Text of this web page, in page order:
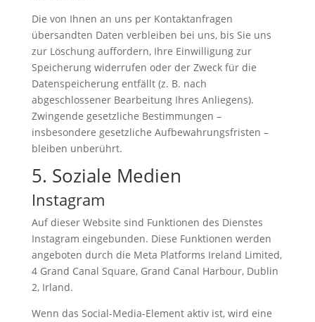
Die von Ihnen an uns per Kontaktanfragen
übersandten Daten verbleiben bei uns, bis Sie uns
zur Löschung auffordern, Ihre Einwilligung zur
Speicherung widerrufen oder der Zweck für die
Datenspeicherung entfällt (z. B. nach
abgeschlossener Bearbeitung Ihres Anliegens).
Zwingende gesetzliche Bestimmungen –
insbesondere gesetzliche Aufbewahrungsfristen –
bleiben unberührt.
5. Soziale Medien
Instagram
Auf dieser Website sind Funktionen des Dienstes
Instagram eingebunden. Diese Funktionen werden
angeboten durch die Meta Platforms Ireland Limited,
4 Grand Canal Square, Grand Canal Harbour, Dublin
2, Irland.
Wenn das Social-Media-Element aktiv ist, wird eine